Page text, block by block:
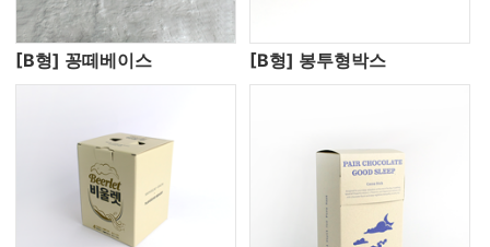
[B형] 꽁떼베이스 [B형] 봉투형박스